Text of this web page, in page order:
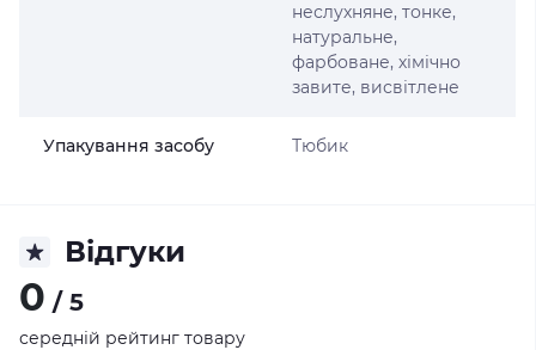
неслухняне, тонке,
натуральне,
фарбоване, хімічно
завите, висвітлене
Упакування засобу Тюбик
Відгуки
0 / 5
середній рейтинг товару